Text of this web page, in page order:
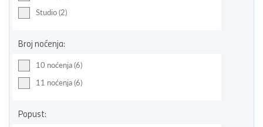
Studio (2)
Broj noćenja:
10 noćenja (6)
11 noćenja (6)
Popust: